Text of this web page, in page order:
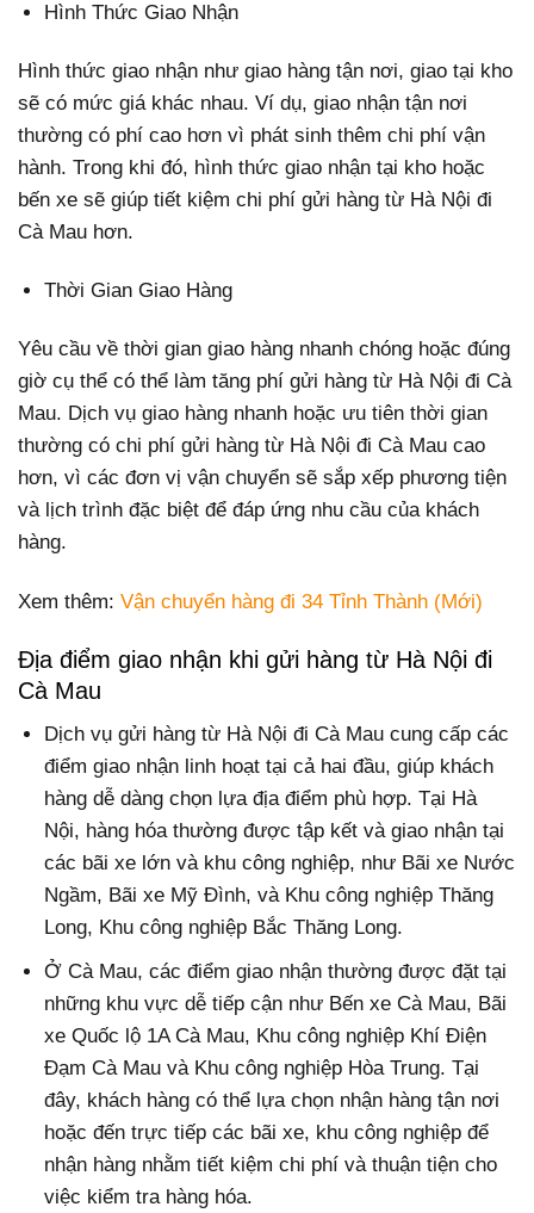
Hình Thức Giao Nhận
Hình thức giao nhận như giao hàng tận nơi, giao tại kho
sẽ có mức giá khác nhau. Ví dụ, giao nhận tận nơi
thường có phí cao hơn vì phát sinh thêm chi phí vận
hành. Trong khi đó, hình thức giao nhận tại kho hoặc
bến xe sẽ giúp tiết kiệm chi phí gửi hàng từ Hà Nội đi
Cà Mau hơn.
Thời Gian Giao Hàng
Yêu cầu về thời gian giao hàng nhanh chóng hoặc đúng
giờ cụ thể có thể làm tăng phí gửi hàng từ Hà Nội đi Cà
Mau. Dịch vụ giao hàng nhanh hoặc ưu tiên thời gian
thường có chi phí gửi hàng từ Hà Nội đi Cà Mau cao
hơn, vì các đơn vị vận chuyển sẽ sắp xếp phương tiện
và lịch trình đặc biệt để đáp ứng nhu cầu của khách
hàng.
Xem thêm: Vận chuyển hàng đi 34 Tỉnh Thành (Mới)
Địa điểm giao nhận khi gửi hàng từ Hà Nội đi
Cà Mau
Dịch vụ gửi hàng từ Hà Nội đi Cà Mau cung cấp các
điểm giao nhận linh hoạt tại cả hai đầu, giúp khách
hàng dễ dàng chọn lựa địa điểm phù hợp. Tại Hà
Nội, hàng hóa thường được tập kết và giao nhận tại
các bãi xe lớn và khu công nghiệp, như Bãi xe Nước
Ngầm, Bãi xe Mỹ Đình, và Khu công nghiệp Thăng
Long, Khu công nghiệp Bắc Thăng Long.
Ở Cà Mau, các điểm giao nhận thường được đặt tại
những khu vực dễ tiếp cận như Bến xe Cà Mau, Bãi
xe Quốc lộ 1A Cà Mau, Khu công nghiệp Khí Điện
Đạm Cà Mau và Khu công nghiệp Hòa Trung. Tại
đây, khách hàng có thể lựa chọn nhận hàng tận nơi
hoặc đến trực tiếp các bãi xe, khu công nghiệp để
nhận hàng nhằm tiết kiệm chi phí và thuận tiện cho
việc kiểm tra hàng hóa.